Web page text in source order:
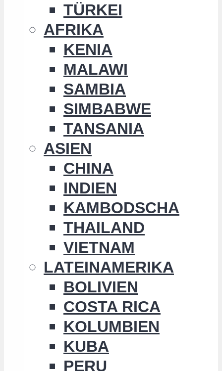
TÜRKEI
AFRIKA
KENIA
MALAWI
SAMBIA
SIMBABWE
TANSANIA
ASIEN
CHINA
INDIEN
KAMBODSCHA
THAILAND
VIETNAM
LATEINAMERIKA
BOLIVIEN
COSTA RICA
KOLUMBIEN
KUBA
PERU